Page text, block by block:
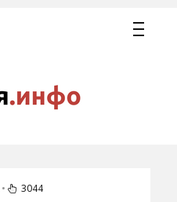
• 3044